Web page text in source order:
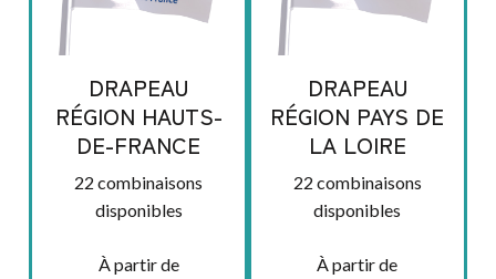
DRAPEAU
RÉGION HAUTS-
DE-FRANCE
22 combinaisons
disponibles
À partir de
DRAPEAU
RÉGION PAYS DE
LA LOIRE
22 combinaisons
disponibles
À partir de